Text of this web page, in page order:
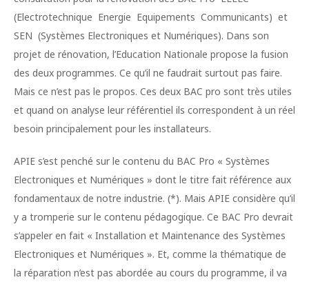
(Electrotechnique Energie Equipements Communicants) et
SEN (Systèmes Electroniques et Numériques). Dans son
projet de rénovation, l’Education Nationale propose la fusion
des deux programmes. Ce qu’il ne faudrait surtout pas faire.
Mais ce n’est pas le propos. Ces deux BAC pro sont très utiles
et quand on analyse leur référentiel ils correspondent à un réel
besoin principalement pour les installateurs.
APIE s’est penché sur le contenu du BAC Pro « Systèmes
Electroniques et Numériques » dont le titre fait référence aux
fondamentaux de notre industrie. (*). Mais APIE considère qu’il
y a tromperie sur le contenu pédagogique. Ce BAC Pro devrait
s’appeler en fait « Installation et Maintenance des Systèmes
Electroniques et Numériques ». Et, comme la thématique de
la réparation n’est pas abordée au cours du programme, il va